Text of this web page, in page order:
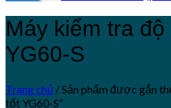
Máy kiểm tra
YG60-S
Trang chủ /Sản phẩm được gắn
tốt YG60-S”